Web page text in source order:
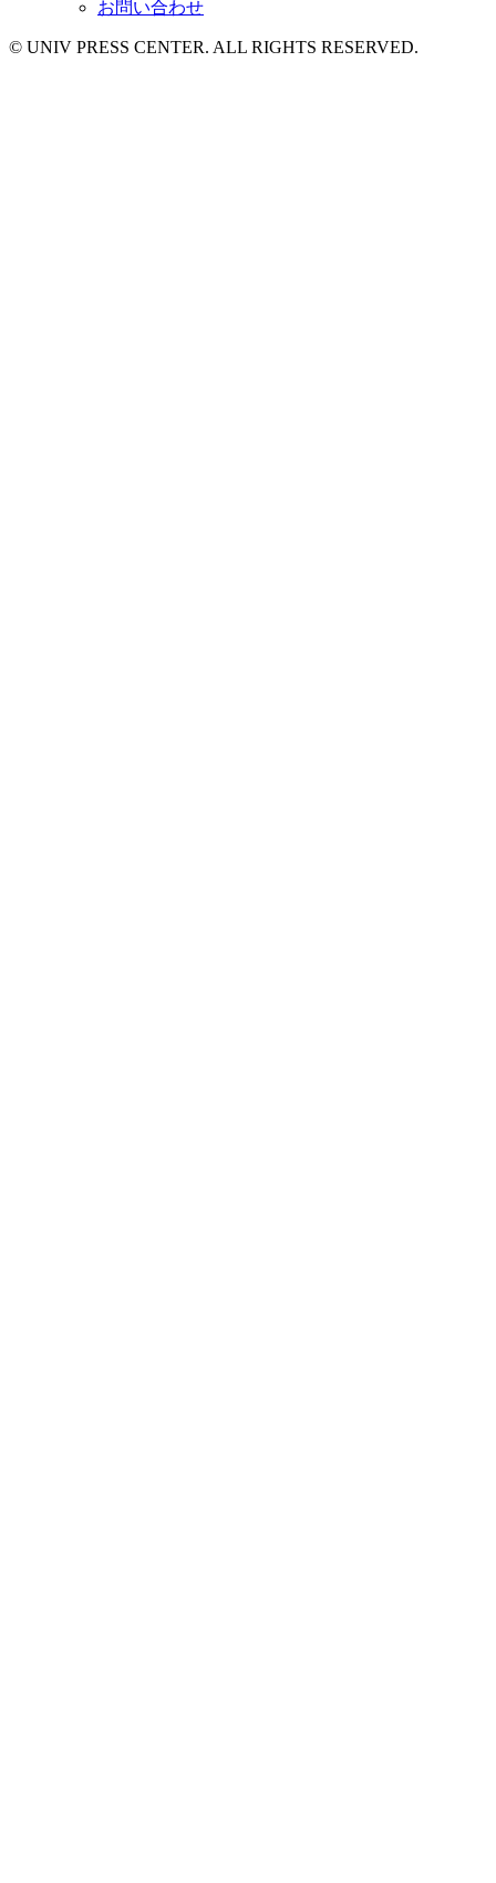
お問い合わせ
© UNIV PRESS CENTER. ALL RIGHTS RESERVED.